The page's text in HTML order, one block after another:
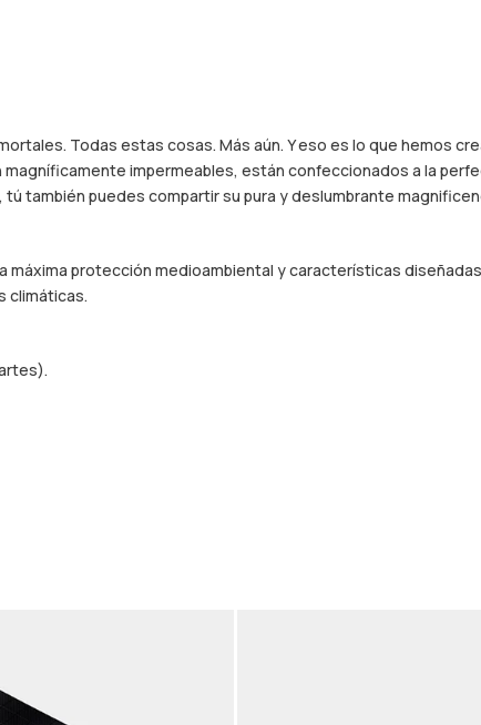
Todas estas cosas. Más aún. Y eso es lo que hemos
impermeables, están confeccionados a la
también puedes compartir su pura y deslumbrante
protección medioambiental y características
climáticas.